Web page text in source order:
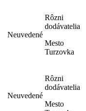
Neuvedené
Rôzni
dodávatelia
Mesto
Turzovka
Neuvedené
Rôzni
dodávatelia
Mesto